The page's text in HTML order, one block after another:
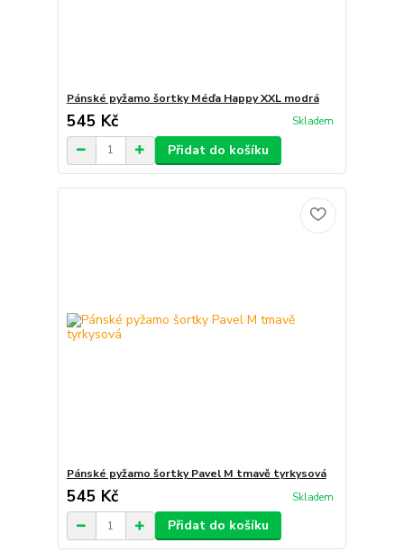
Pánské pyžamo šortky Méďa Happy XXL modrá
545 Kč Skladem
Přidat do košíku
Pánské pyžamo šortky Pavel M tmavě tyrkysová
545 Kč Skladem
Přidat do košíku